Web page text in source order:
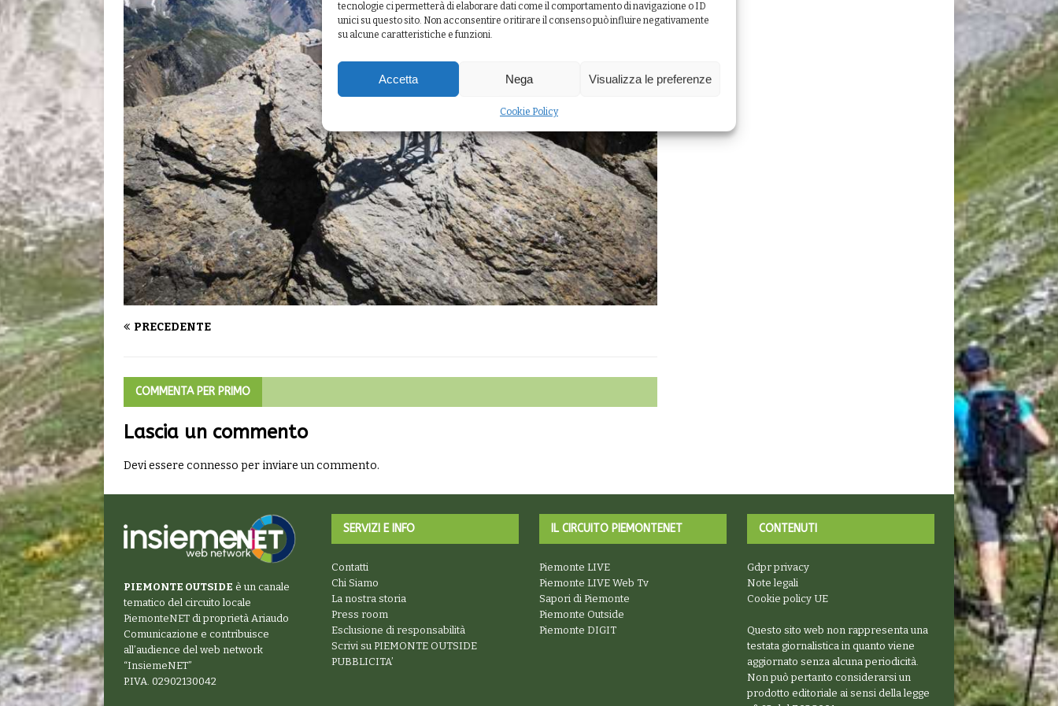
tecnologie ci permetterà di elaborare dati come il comportamento di navigazione o ID
unici su questo sito. Non acconsentire o ritirare il consenso può influire negativamente
su alcune caratteristiche e funzioni.
Accetta Nega Visualizza le preferenze
Cookie Policy
PRECEDENTE
COMMENTA PER PRIMO
Lascia un commento
Devi essere connesso per inviare un commento.
PIEMONTE OUTSIDE è un canale
tematico del circuito locale
PiemonteNET di proprietà Ariaudo
Comunicazione e contribuisce
all’audience del web network
“InsiemeNET”
P.IVA. 02902130042
SERVIZI E INFO
Contatti
Chi Siamo
La nostra storia
Press room
Esclusione di responsabilità
Scrivi su PIEMONTE OUTSIDE
PUBBLICITA’
IL CIRCUITO PIEMONTENET
Piemonte LIVE
Piemonte LIVE Web Tv
Sapori di Piemonte
Piemonte Outside
Piemonte DIGIT
CONTENUTI
Gdpr privacy
Note legali
Cookie policy UE
Questo sito web non rappresenta una
testata giornalistica in quanto viene
aggiornato senza alcuna periodicità.
Non può pertanto considerarsi un
prodotto editoriale ai sensi della legge